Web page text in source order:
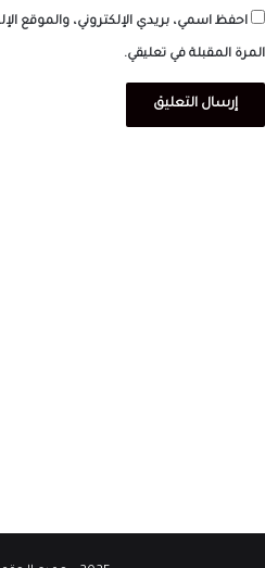
احفظ اسمي، بريدي الإلكتروني، والموقع
المرة المقبلة في تعليقي.